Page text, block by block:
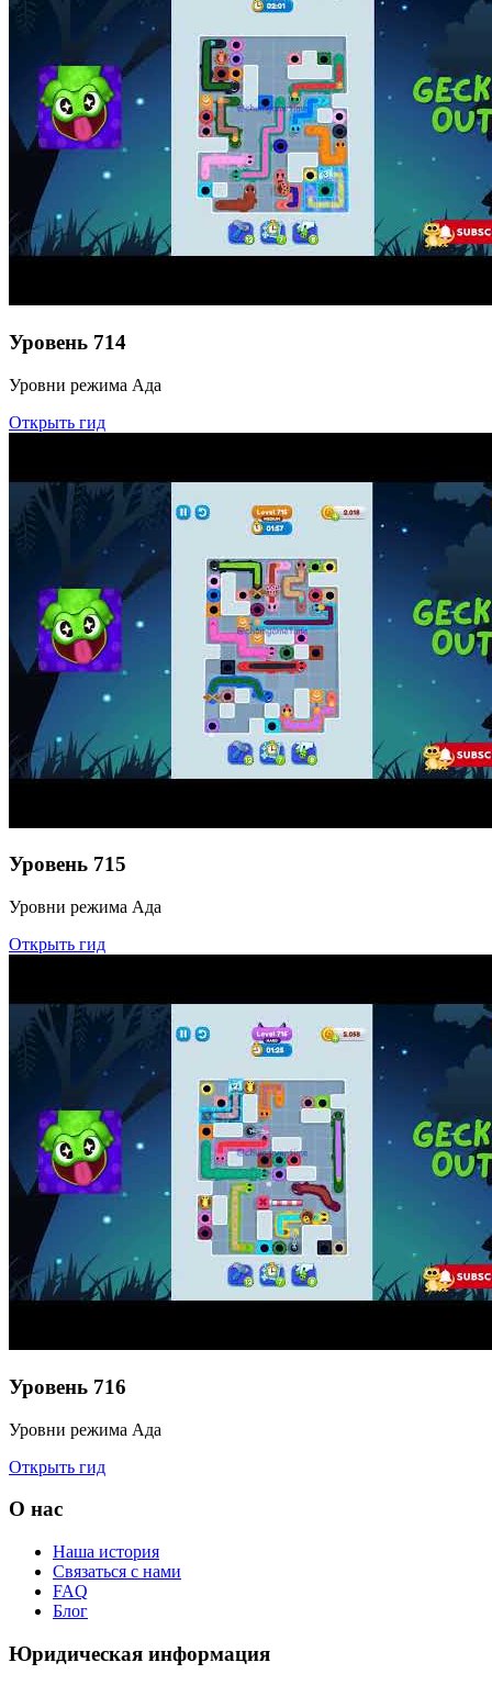
Уровень 714
Уровни режима Ада
Открыть гид
Уровень 715
Уровни режима Ада
Открыть гид
Уровень 716
Уровни режима Ада
Открыть гид
О нас
Наша история
Связаться с нами
FAQ
Блог
Юридическая информация